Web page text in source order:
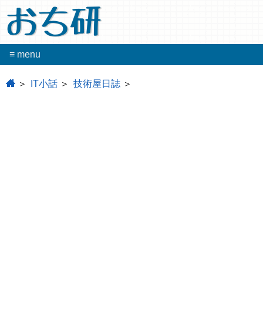
おち研
≡ menu
home IT小話 技術屋日誌